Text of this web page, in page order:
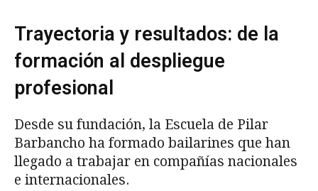
Trayectoria y resultados: de la
formación al despliegue
profesional
Desde su fundación, la Escuela de Pilar
Barbancho ha formado bailarines que han
llegado a trabajar en compañías nacionales
e internacionales.